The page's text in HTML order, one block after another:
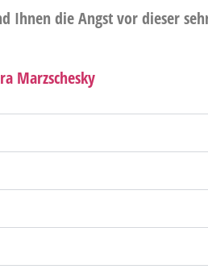
Ihnen die Angst vor dieser
Marzschesky